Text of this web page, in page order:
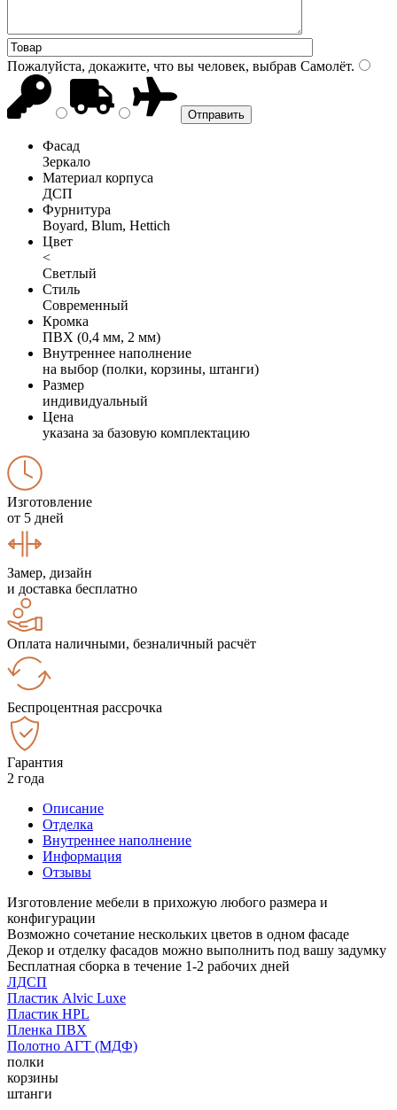
Пожалуйста, докажите, что вы человек, выбрав Самолёт.
Фасад
Зеркало
Материал корпуса
ДСП
Фурнитура
Boyard, Blum, Hettich
Цвет
<
Светлый
Стиль
Современный
Кромка
ПВХ (0,4 мм, 2 мм)
Внутреннее наполнение
на выбор (полки, корзины, штанги)
Размер
индивидуальный
Цена
указана за базовую комплектацию
Изготовление
от 5 дней
Замер, дизайн
и доставка бесплатно
Оплата наличными, безналичный расчёт
Беспроцентная рассрочка
Гарантия
2 года
Описание
Отделка
Внутреннее наполнение
Информация
Отзывы
Изготовление мебели в прихожую любого размера и
конфигурации
Возможно сочетание нескольких цветов в одном фасаде
Декор и отделку фасадов можно выполнить под вашу задумку
Бесплатная сборка в течение 1-2 рабочих дней
ЛДСП
Пластик Alvic Luxe
Пластик HPL
Пленка ПВХ
Полотно АГТ (МДФ)
полки
корзины
штанги